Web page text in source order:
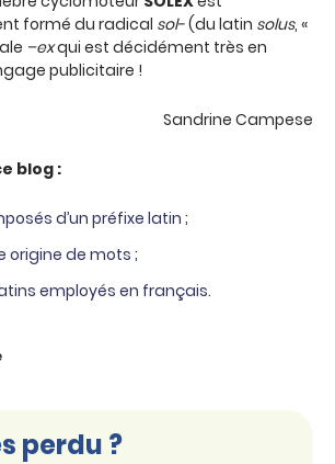
formé du radical sol-(du latin solus, «
–exqui est décidément très en
publicitaire !
Sandrine Campese
blog :
d’un préfixe latin ;
origine de mots;
employés en français.
perdu ?